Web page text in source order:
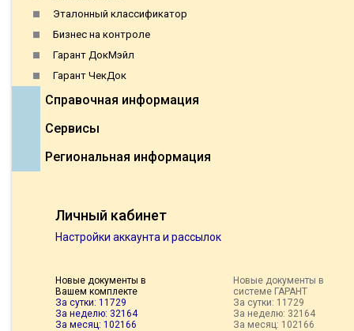
Эталонный классификатор
Бизнес на контроле
Гарант ДокМэйл
Гарант ЧекДок
Справочная информация
Сервисы
Региональная информация
Личный кабинет
Настройки аккаунта и рассылок
Новые документы в
Вашем комплекте
За сутки: 11729
За неделю: 32164
За месяц: 102166
Новые документы в
системе ГАРАНТ
За сутки: 11729
За неделю: 32164
За месяц: 102166